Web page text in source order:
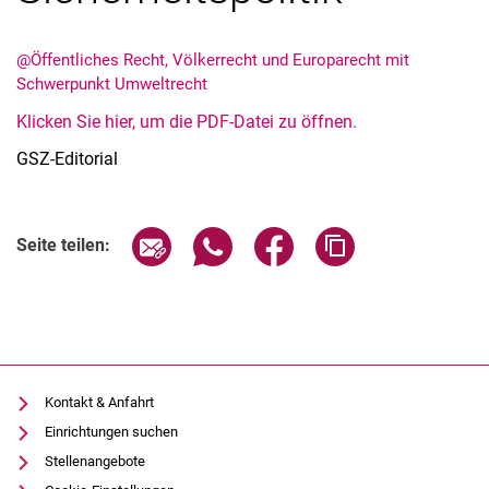
Stellenangebote
@Öffentliches Recht, Völkerrecht und Europarecht mit
Schwerpunkt Umweltrecht
Klicken Sie hier, um die PDF-Datei zu öffnen.
GSZ-Editorial
Seite teilen: Seite über E-Mail teilen
Seite über WhatsApp teilen
Seite über Facebook
Kontakt & Anfahrt
Einrichtungen suchen
Stellenangebote